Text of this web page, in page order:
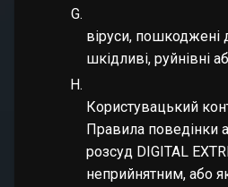
віруси, пошкоджені
шкідливі, руйнівні
Користувацький
Правила поведінки
розсуд DIGITAL
неприйнятним, або